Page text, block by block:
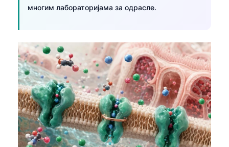
многим лабораторијама за одрасле.
Polski
한국어
Slovenščina
Magyar
Shqip
বাংলা
اردو
తెలుగు